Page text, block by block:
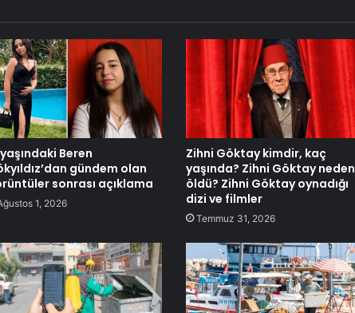
yaşındaki Beren
gündem olan
sonrası açıklama
1, 2026
Zihni Göktay kimdir, kaç
yaşında? Zihni Göktay neden
öldü? Zihni Göktay oynadığı
dizi ve filmler
Temmuz 31, 2026